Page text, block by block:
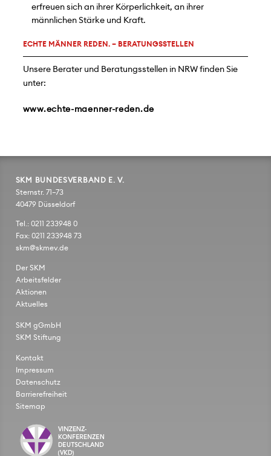
erfreuen sich an ihrer Körperlichkeit, an ihrer
männlichen Stärke und Kraft.
ECHTE MÄNNER REDEN. – BERATUNGSSTELLEN
Unsere Berater und Beratungsstellen in NRW finden Sie
unter:
www.echte-maenner-reden.de
SKM BUNDESVERBAND E. V.
Sternstr. 71–73
40479 Düsseldorf
Tel.: 0211 233948 0
Fax: 0211 233948 73
skm@skmev.de
Der SKM
Arbeitsfelder
Aktionen
Aktuelles
SKM gGmbH
SKM Stiftung
Kontakt
Impressum
Datenschutz
Barrierefreiheit
Sitemap